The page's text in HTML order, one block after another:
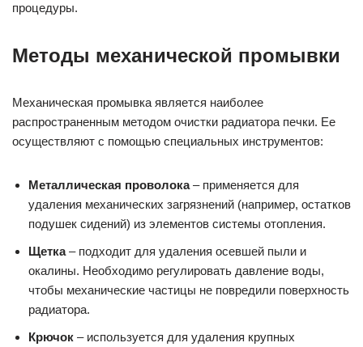
процедуры.
Методы механической промывки
Механическая промывка является наиболее
распространенным методом очистки радиатора печки. Ее
осуществляют с помощью специальных инструментов:
Металлическая проволока– применяется для
удаления механических загрязнений (например, остатков
подушек сидений) из элементов системы отопления.
Щетка– подходит для удаления осевшей пыли и
окалины. Необходимо регулировать давление воды,
чтобы механические частицы не повредили поверхность
радиатора.
Крючок – используется для удаления крупных